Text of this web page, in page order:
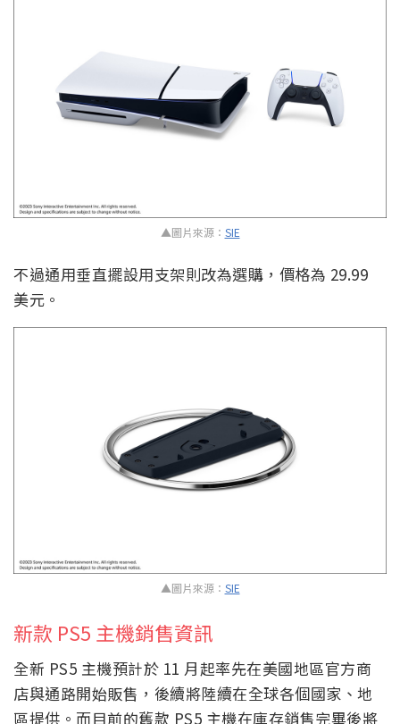
▲圖片來源： SIE
不過通用垂直擺設用支架則改為選購，價格為 29.99
美元。
▲圖片來源： SIE
新款 PS5 主機銷售資訊
全新 PS5 主機預計於 11 月起率先在美國地區官方商
店與通路開始販售，後續將陸續在全球各個國家、地
區提供。而目前的舊款 PS5 主機在庫存銷售完畢後將